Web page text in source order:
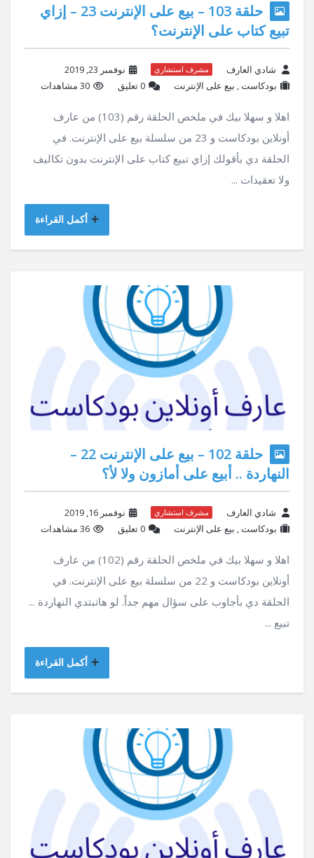
حلقة 103 – بيع على الإنترنت 23 – إزاي
تبيع كتاب على الإنترنت؟
شادي العارف مشرف استشاري
نوفمبر 23, 2019
بودكاست, بيع على الإنترنت ‫0 تعليق 30 مشاهدات
اهلا و سهلا بيك في ملخص الحلقة رقم (103) من عارف
أونلاين بودكاست و 23 من سلسلة بيع على الإنترنت. في
الحلقة دي بأقولك إزاي تبيع كتاب على الإنترنت بدون تكاليف
ولا تعقيدات ...
أكمل القراءة
حلقة 102 – بيع على الإنترنت 22 –
النهاردة .. أبيع على أمازون ولا لأ؟
شادي العارف مشرف استشاري
نوفمبر 16, 2019
بودكاست, بيع على الإنترنت ‫0 تعليق 36 مشاهدات
اهلا و سهلا بيك في ملخص الحلقة رقم (102) من عارف
أونلاين بودكاست و 22 من سلسلة بيع على الإنترنت. في
الحلقة دي بأجاوب على سؤال مهم جداً. لو هاتبتدي النهاردة ...
تبيع ...
أكمل القراءة